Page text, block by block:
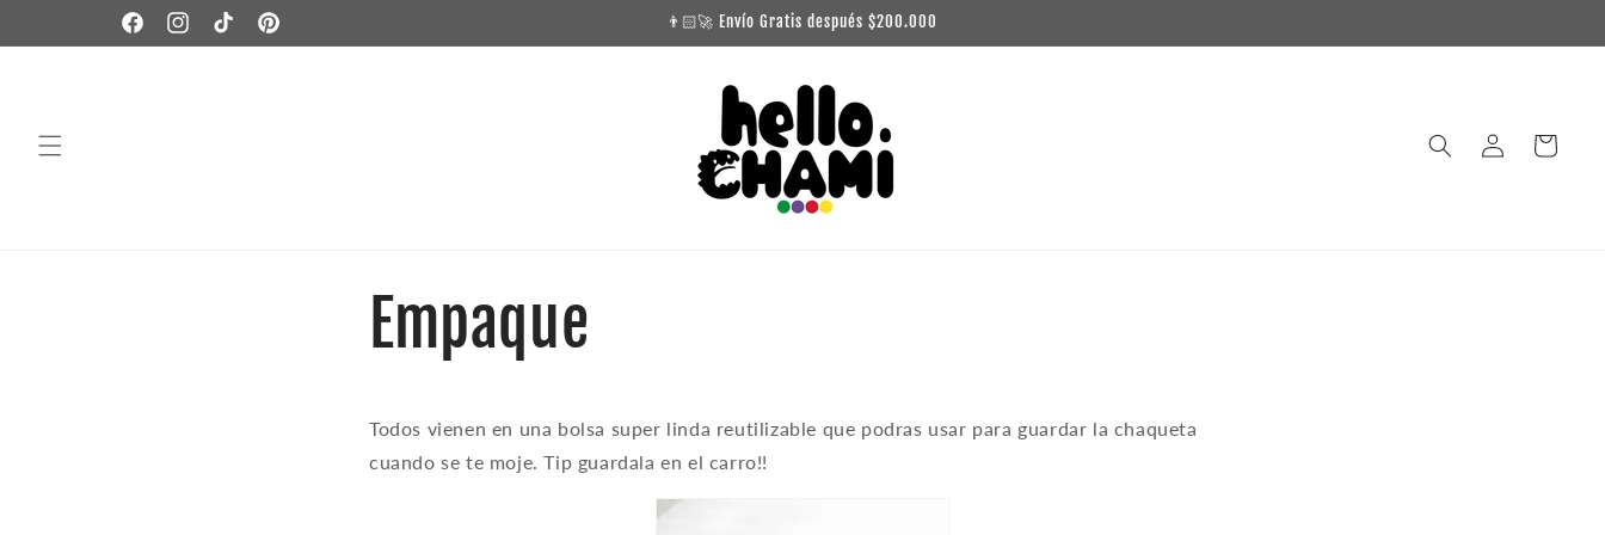
directamente
al contenido
FacebookInstagramTikTok Pinterest
👨🏻‍🚀 Envío Gratis después $200.000
Iniciar
sesión
Carrito
Empaque
Todos vienen en una bolsa super linda reutilizable que podras usar para guardar la chaqueta
cuando se te moje. Tip guardala en el carro!!